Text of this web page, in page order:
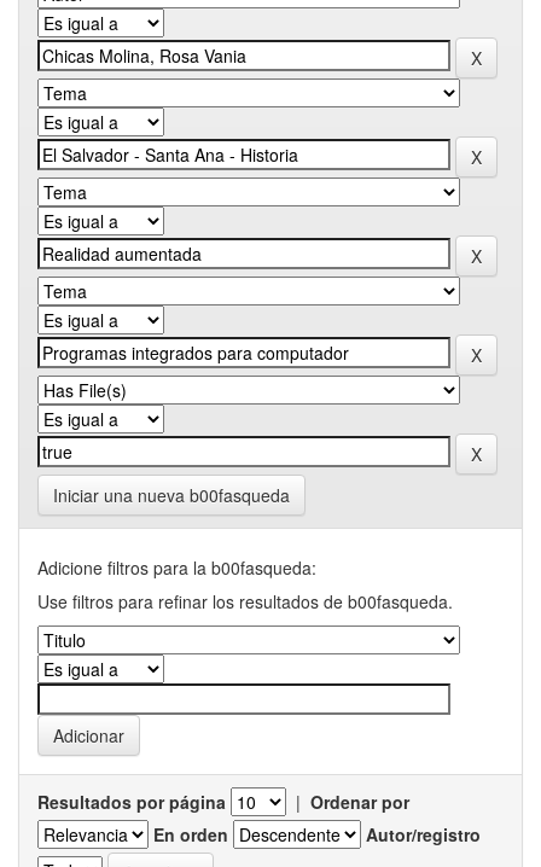
Iniciar una nueva b00fasqueda
Adicione filtros para la b00fasqueda:
Use filtros para refinar los resultados de b00fasqueda.
Resultados por página | Ordenar por
En orden
Autor/registro